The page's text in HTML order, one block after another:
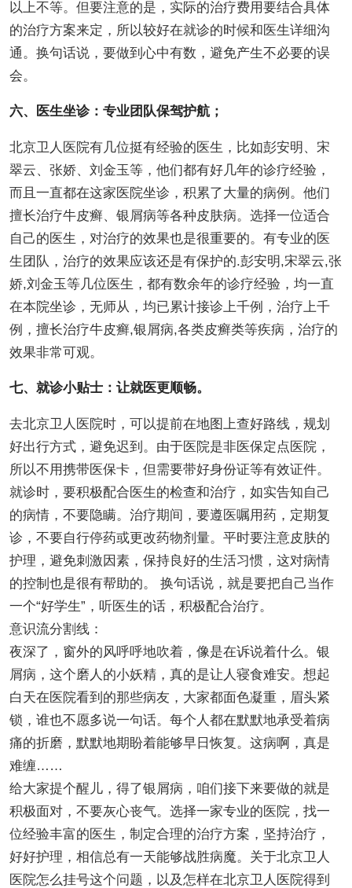
以上不等。但要注意的是，实际的治疗费用要结合具体
的治疗方案来定，所以较好在就诊的时候和医生详细沟
通。换句话说，要做到心中有数，避免产生不必要的误
会。
六、医生坐诊：专业团队保驾护航；
北京卫人医院有几位挺有经验的医生，比如彭安明、宋
翠云、张娇、刘金玉等，他们都有好几年的诊疗经验，
而且一直都在这家医院坐诊，积累了大量的病例。他们
擅长治疗牛皮癣、银屑病等各种皮肤病。选择一位适合
自己的医生，对治疗的效果也是很重要的。有专业的医
生团队，治疗的效果应该还是有保护的.彭安明,宋翠云,张
娇,刘金玉等几位医生，都有数余年的诊疗经验，均一直
在本院坐诊，无师从，均已累计接诊上千例，治疗上千
例，擅长治疗牛皮癣,银屑病,各类皮癣类等疾病，治疗的
效果非常可观。
七、就诊小贴士：让就医更顺畅。
去北京卫人医院时，可以提前在地图上查好路线，规划
好出行方式，避免迟到。由于医院是非医保定点医院，
所以不用携带医保卡，但需要带好身份证等有效证件。
就诊时，要积极配合医生的检查和治疗，如实告知自己
的病情，不要隐瞒。治疗期间，要遵医嘱用药，定期复
诊，不要自行停药或更改药物剂量。平时要注意皮肤的
护理，避免刺激因素，保持良好的生活习惯，这对病情
的控制也是很有帮助的。 换句话说，就是要把自己当作
一个“好学生”，听医生的话，积极配合治疗。
意识流分割线：
夜深了，窗外的风呼呼地吹着，像是在诉说着什么。银
屑病，这个磨人的小妖精，真的是让人寝食难安。想起
白天在医院看到的那些病友，大家都面色凝重，眉头紧
锁，谁也不愿多说一句话。每个人都在默默地承受着病
痛的折磨，默默地期盼着能够早日恢复。这病啊，真是
难缠……
给大家提个醒儿，得了银屑病，咱们接下来要做的就是
积极面对，不要灰心丧气。选择一家专业的医院，找一
位经验丰富的医生，制定合理的治疗方案，坚持治疗，
好好护理，相信总有一天能够战胜病魔。关于北京卫人
医院怎么挂号这个问题，以及怎样在北京卫人医院得到